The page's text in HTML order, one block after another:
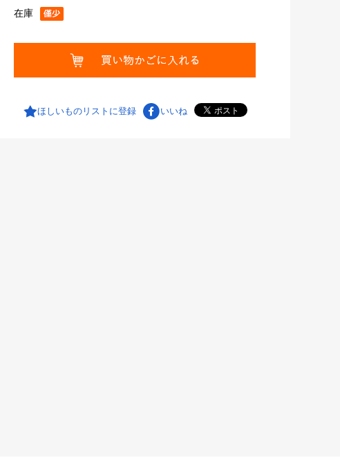
在庫
ほしいものリストに登録 いいね